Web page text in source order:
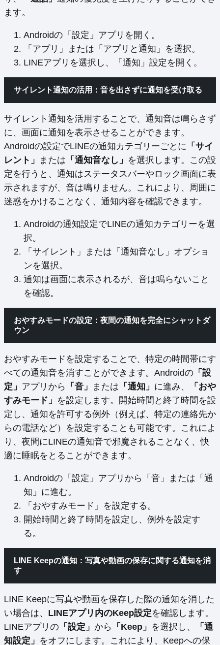
ます。
Androidの「設定」アプリを開く。
「アプリ」または「アプリと通知」を選択。
LINEアプリを選択し、「通知」設定を開く。
サイレント通知の活用：音を出さずに通知を受け取る
サイレント通知を活用することで、通知音は鳴らさず
に、画面に通知を表示させることができます。
Androidの設定でLINEの通知カテゴリーごとに 「サイ
レント」
または 「通知音なし」 を選択します。この設
定を行うと、通知はステータスバーやロック画面に表
示されますが、音は鳴りません。これにより、周囲に
迷惑をかけることなく、通知内容を確認できます。
Androidの通知設定でLINEの通知カテゴリーを選
択。
「サイレント」または「通知音なし」オプショ
ンを選択。
通知は画面に表示されるが、音は鳴らないこと
を確認。
おやすみモードの設定：夜間の通知を完全にシャットダ
ウン
おやすみモードを設定することで、特定の時間帯にす
べての通知音を消すことができます。Androidの 「設
定」 アプリから 「音」 または 「通知」 に進み、
「おや
すみモード」 を設定します。開始時間と終了時間を設
定し、通知を許可する例外（例えば、特定の連絡先か
らの電話など）を設定することも可能です。これによ
り、夜間にLINEの通知音で邪魔されることなく、快
適に睡眠をとることができます。
Androidの「設定」アプリから「音」または「通
知」に進む。
「おやすみモード」を設定する。
開始時間と終了時間を設定し、例外を設定す
る。
LINE Keepの通知：写真や動画の保存に関する通知を消
す
LINE Keepに写真や動画を保存した際の通知を消した
い場合は、 LINEアプリ内のKeep設定を確認します。
LINEアプリの 「設定」 から 「Keep」 を選択し、
「通
知設定」 をオフにします。これにより、Keepへの保